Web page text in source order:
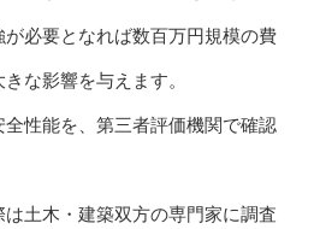
必要となれば数百万円規模の費
な影響を与えます。
性能を、第三者評価機関で確認
土木・建築双方の専門家に調査